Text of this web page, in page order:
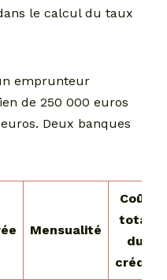
le calcul du taux
emprunteur
de 250 000 euros
Deux banques
Mensualité
Coût
total
du
crédit